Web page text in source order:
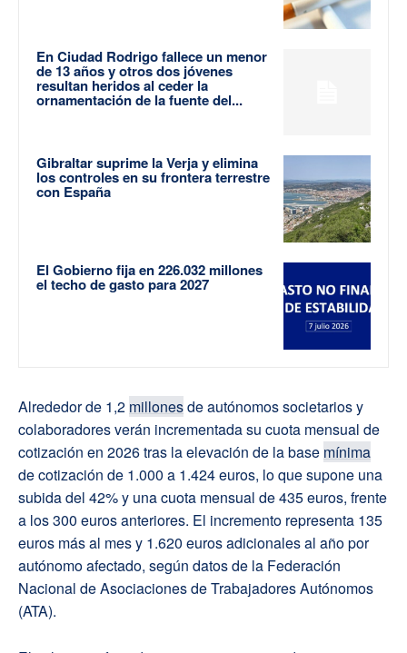
En Ciudad Rodrigo fallece un menor
de 13 años y otros dos jóvenes
resultan heridos al ceder la
ornamentación de la fuente del...
Gibraltar suprime la Verja y elimina
los controles en su frontera terrestre
con España
El Gobierno fija en 226.032 millones
el techo de gasto para 2027
Alrededor de 1,2 millonesde autónomos societarios y
colaboradores verán incrementada su cuota mensual de
cotización en 2026 tras la elevación de la base mínima
de cotización de 1.000 a 1.424 euros, lo que supone una
subida del 42% y una cuota mensual de 435 euros, frente
a los 300 euros anteriores. El incremento representa 135
euros más al mes y 1.620 euros adicionales al año por
autónomo afectado, según datos de la Federación
Nacional de Asociaciones de Trabajadores Autónomos
(ATA).